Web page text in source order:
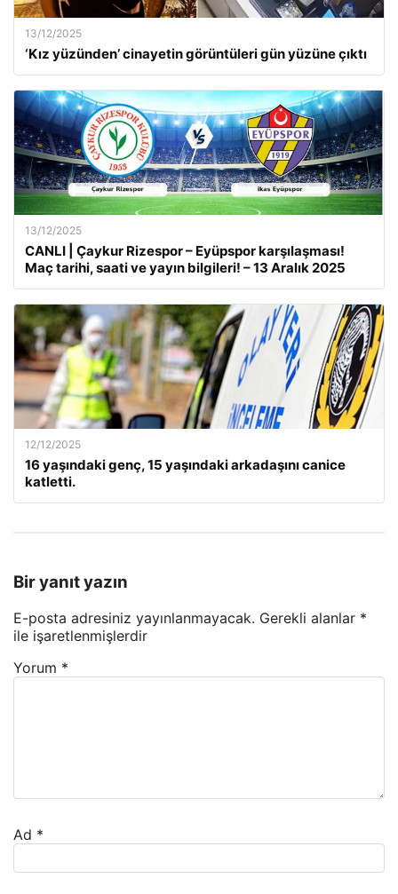
13/12/2025
‘Kız yüzünden’ cinayetin görüntüleri gün yüzüne çıktı
13/12/2025
CANLI | Çaykur Rizespor – Eyüpspor karşılaşması!
Maç tarihi, saati ve yayın bilgileri! – 13 Aralık 2025
12/12/2025
16 yaşındaki genç, 15 yaşındaki arkadaşını canice
katletti.
Bir yanıt yazın
E-posta adresiniz yayınlanmayacak. Gerekli alanlar *
ile işaretlenmişlerdir
Yorum *
Ad *